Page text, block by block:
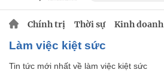
Chính trị Thời sự Kinh doanh
làm việc kiệt sức
Tin tức mới nhất về làm việc kiệt sức